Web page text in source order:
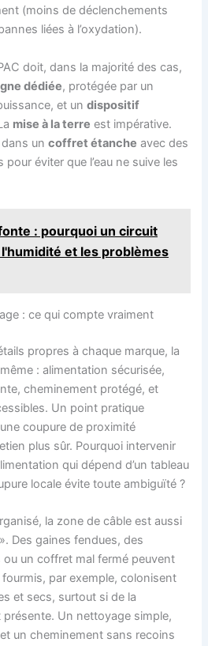
(moins de déclenchements
liées à l’oxydation).
doit, dans la majorité des cas,
dédiée, protégée par un
et undispositif
mise à la terre est impérative.
dans uncoffret étanche avec des
éviter que l’eau ne suive les
: pourquoi un circuit
et les problèmes
: ce qui compte vraiment
propres à chaque marque, la
: alimentation sécurisée,
cheminement protégé, et
Un point pratique
coupure de proximité
plus sûr. Pourquoi intervenir
qui dépend d’un tableau
locale évite toute ambiguïté ?
la zone de câble est aussi
Des gaines fendues, des
un coffret mal fermé peuvent
par exemple, colonisent
et secs, surtout si de la
Un nettoyage simple,
un cheminement sans recoins